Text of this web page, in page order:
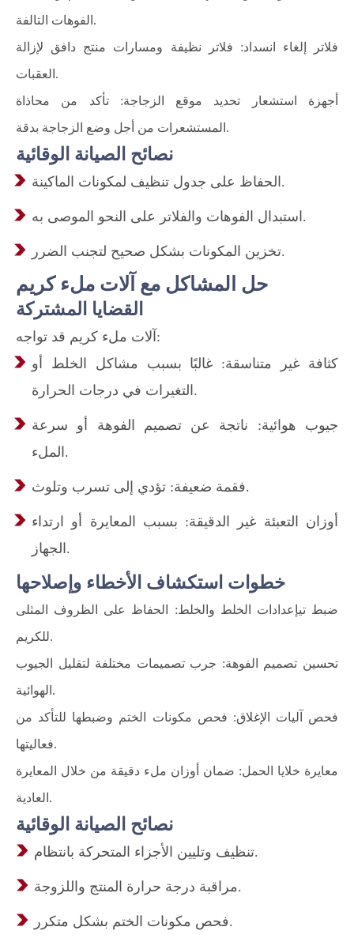
الفوهات التالفة.
فلاتر إلغاء انسداد: فلاتر نظيفة ومسارات منتج دافق لإزالة
العقبات.
أجهزة استشعار تحديد موقع الزجاجة: تأكد من محاذاة
المستشعرات من أجل وضع الزجاجة بدقة.
نصائح الصيانة الوقائية
الحفاظ على جدول تنظيف لمكونات الماكينة.
استبدال الفوهات والفلاتر على النحو الموصى به.
تخزين المكونات بشكل صحيح لتجنب الضرر.
حل المشاكل مع آلات ملء كريم
القضايا المشتركة
آلات ملء كريم قد تواجه:
كثافة غير متناسقة: غالبًا بسبب مشاكل الخلط أو
التغيرات في درجات الحرارة.
جيوب هوائية: ناتجة عن تصميم الفوهة أو سرعة
الملء.
فقمة ضعيفة: تؤدي إلى تسرب وتلوث.
أوزان التعبئة غير الدقيقة: بسبب المعايرة أو ارتداء
الجهاز.
خطوات استكشاف الأخطاء وإصلاحها
ضبط تيإعدادات الخلط والخلط: الحفاظ على الظروف المثلى
للكريم.
تحسين تصميم الفوهة: جرب تصميمات مختلفة لتقليل الجيوب
الهوائية.
فحص آليات الإغلاق: فحص مكونات الختم وضبطها للتأكد من
فعاليتها.
معايرة خلايا الحمل: ضمان أوزان ملء دقيقة من خلال المعايرة
العادية.
نصائح الصيانة الوقائية
تنظيف وتليين الأجزاء المتحركة بانتظام.
مراقبة درجة حرارة المنتج واللزوجة.
فحص مكونات الختم بشكل متكرر.